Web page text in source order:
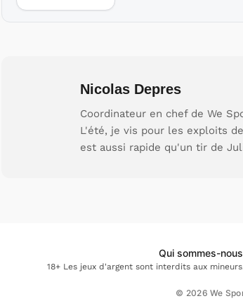
Nicolas Depres
Coordinateur en chef de We
L'été, je vis pour les exploits
est aussi rapide qu'un tir de
Qui sommes-
18+ Les jeux d'argent sont interdits aux
© 2026 We